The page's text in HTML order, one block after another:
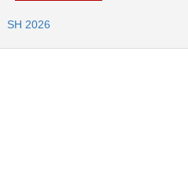
SH 2026